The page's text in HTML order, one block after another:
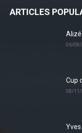
ARTICLES
06/
Cup
08/